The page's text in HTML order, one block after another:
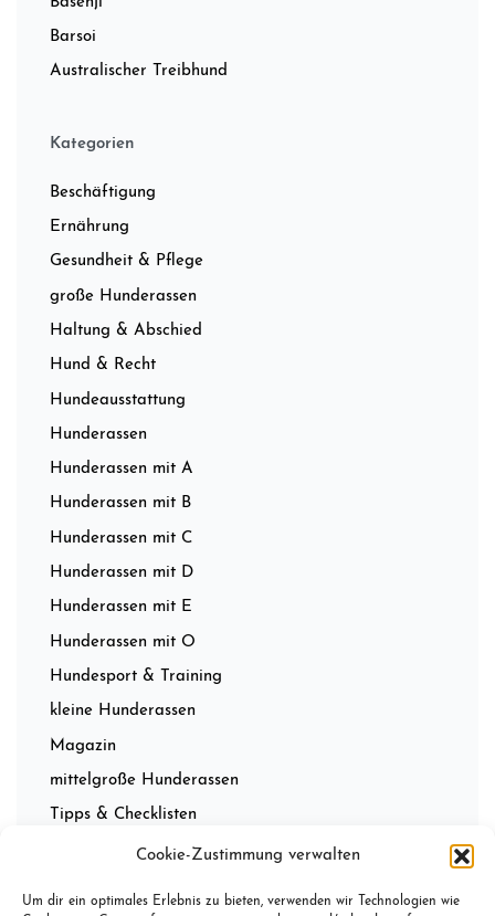
Cookie-Zustimmung verwalten
Um dir ein optimales Erlebnis zu bieten, verwenden wir Technologien wie
Barsoi
Australischer Treibhund
Kategorien
Beschäftigung
Ernährung
Gesundheit & Pflege
große Hunderassen
Haltung & Abschied
Hund & Recht
Hundeausstattung
Hunderassen
Hunderassen mit A
Hunderassen mit B
Hunderassen mit C
Hunderassen mit D
Hunderassen mit E
Hunderassen mit O
Hundesport & Training
kleine Hunderassen
Magazin
mittelgroße Hunderassen
Tipps & Checklisten
Wissenwertes